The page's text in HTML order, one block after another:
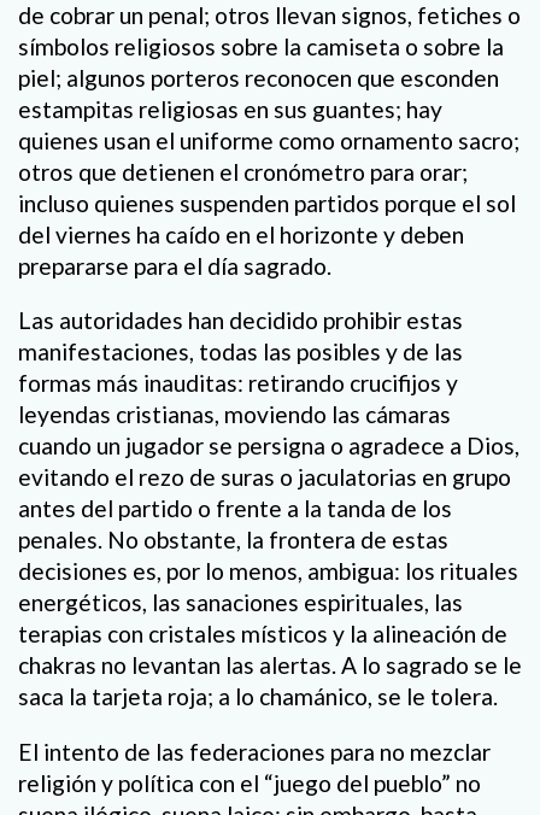
de cobrar un penal; otros llevan signos, fetiches o
símbolos religiosos sobre la camiseta o sobre la
piel; algunos porteros reconocen que esconden
estampitas religiosas en sus guantes; hay
quienes usan el uniforme como ornamento sacro;
otros que detienen el cronómetro para orar;
incluso quienes suspenden partidos porque el sol
del viernes ha caído en el horizonte y deben
prepararse para el día sagrado.
Las autoridades han decidido prohibir estas
manifestaciones, todas las posibles y de las
formas más inauditas: retirando crucifijos y
leyendas cristianas, moviendo las cámaras
cuando un jugador se persigna o agradece a Dios,
evitando el rezo de suras o jaculatorias en grupo
antes del partido o frente a la tanda de los
penales. No obstante, la frontera de estas
decisiones es, por lo menos, ambigua: los rituales
energéticos, las sanaciones espirituales, las
terapias con cristales místicos y la alineación de
chakras no levantan las alertas. A lo sagrado se le
saca la tarjeta roja; a lo chamánico, se le tolera.
El intento de las federaciones para no mezclar
religión y política con el “juego del pueblo” no